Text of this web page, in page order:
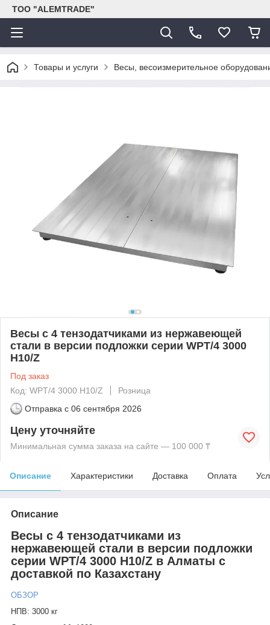
ТОО "ALEMTRADE"
Товары и услуги Весы, весоизмерительное
Весы с 4 тензодатчиками из нержавеющей
стали в версии подложки серии WPT/4 3000
H10/Z
Под заказ
Код: WPT/4 3000 H10/Z
Розница
Отправка с 06 сентября 2026
Цену уточняйте
Минимальная сумма заказа на сайте — 100 000 ₸
Описание Характеристики Доставка Оплата
Описание
Весы с 4 тензодатчиками из
нержавеющей стали в версии подложки
серии WPT/4 3000 H10/Z в Алматы с
доставкой по Казахстану
ОБЗОР
НПВ: 3000 кг